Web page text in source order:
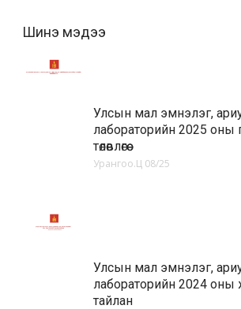
Шинэ мэдээ
Улсын мал эмнэлэг,
лабораторийн 2025 оны
төлөвлөгөө
Урангоо.Ц 08/25
Улсын мал эмнэлэг,
лабораторийн 2024
тайлан